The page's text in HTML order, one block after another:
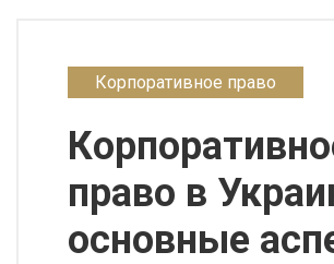
Корпоративное право
право в
основные